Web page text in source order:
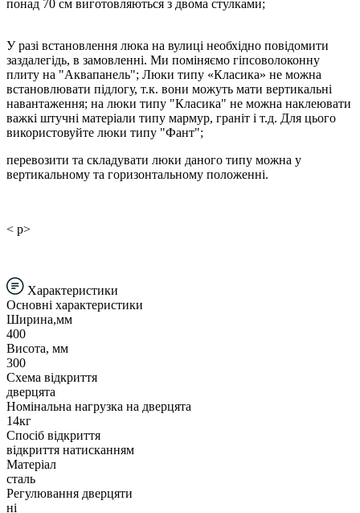
понад 70 см виготовляються з двома стулками;
У разі встановлення люка на вулиці необхідно повідомити
заздалегідь, в замовленні. Ми поміняємо гіпсоволоконну
плиту на "Аквапанель"; Люки типу «Класика» не можна
встановлювати підлогу, т.к. вони можуть мати вертикальні
навантаження; на люки типу "Класика" не можна наклеювати
важкі штучні матеріали типу мармур, граніт і т.д. Для цього
використовуйте люки типу "Фант";
перевозити та складувати люки даного типу можна у
вертикальному та горизонтальному положенні.
< p>
Характеристики
Основні характеристики
Ширина,мм
400
Висота, мм
300
Схема відкриття
дверцята
Номінальна нагрузка на дверцята
14кг
Спосіб відкриття
відкриття натисканням
Матеріал
сталь
Регулювання дверцяти
ні